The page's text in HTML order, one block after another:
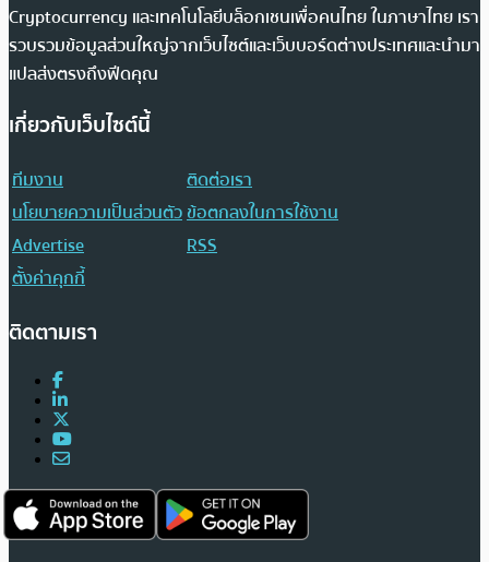
Cryptocurrency และเทคโนโลยีบล็อกเชนเพื่อคนไทย ในภาษาไทย เรา
รวบรวมข้อมูลส่วนใหญ่จากเว็บไซต์และเว็บบอร์ดต่างประเทศและนำมา
แปลส่งตรงถึงฟีดคุณ
เกี่ยวกับเว็บไซต์นี้
ทีมงาน
ติดต่อเรา
นโยบายความเป็นส่วนตัวข้อตกลงในการใช้งาน
Advertise
RSS
ตั้งค่าคุกกี้
ติดตามเรา